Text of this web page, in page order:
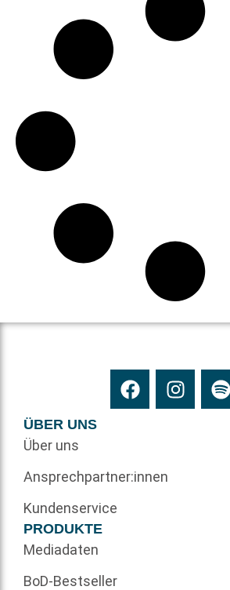
ÜBER UNS
Über uns
Ansprechpartner:innen
Kundenservice
PRODUKTE
Mediadaten
BoD-Bestseller